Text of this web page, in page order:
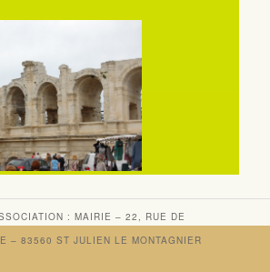
: MAIRIE – 22, RUE DE
– 83560 ST JULIEN LE MONTAGNIER